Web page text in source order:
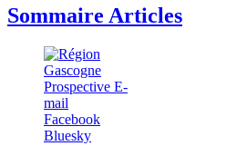
Sommaire Articles